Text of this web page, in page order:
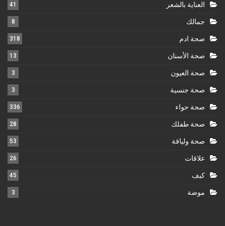
العناية بالشعر 41
جمالك 8
صحة ادم 318
صحة الأسنان 13
صحة العيون 3
صحة جنسية 3
صحة حواء 336
صحة طفلك 28
صحة ولياقة 53
علاقات 26
كيف 45
موضة 3